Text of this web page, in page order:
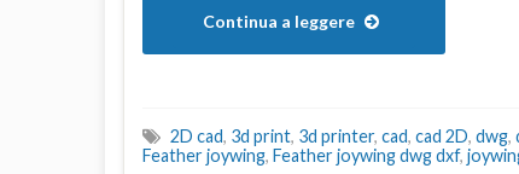
Continua a leggere
2D cad, 3d print, 3d printer, cad, cad 2D, dwg,
Feather joywing, Feather joywing dwg dxf,